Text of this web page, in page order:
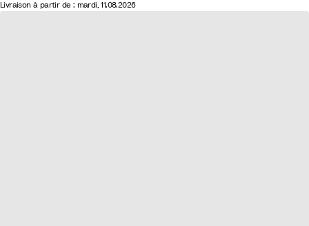
u
Livraison à partir de : mardi, 11.08.2026